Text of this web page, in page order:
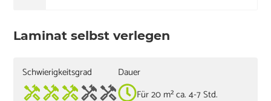
Laminat selbst verlegen
Schwierigkeitsgrad
Dauer
Für 20 m² ca. 4-7 Std.